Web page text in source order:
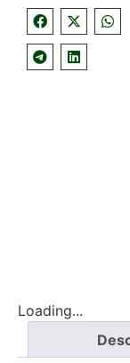
Loading...